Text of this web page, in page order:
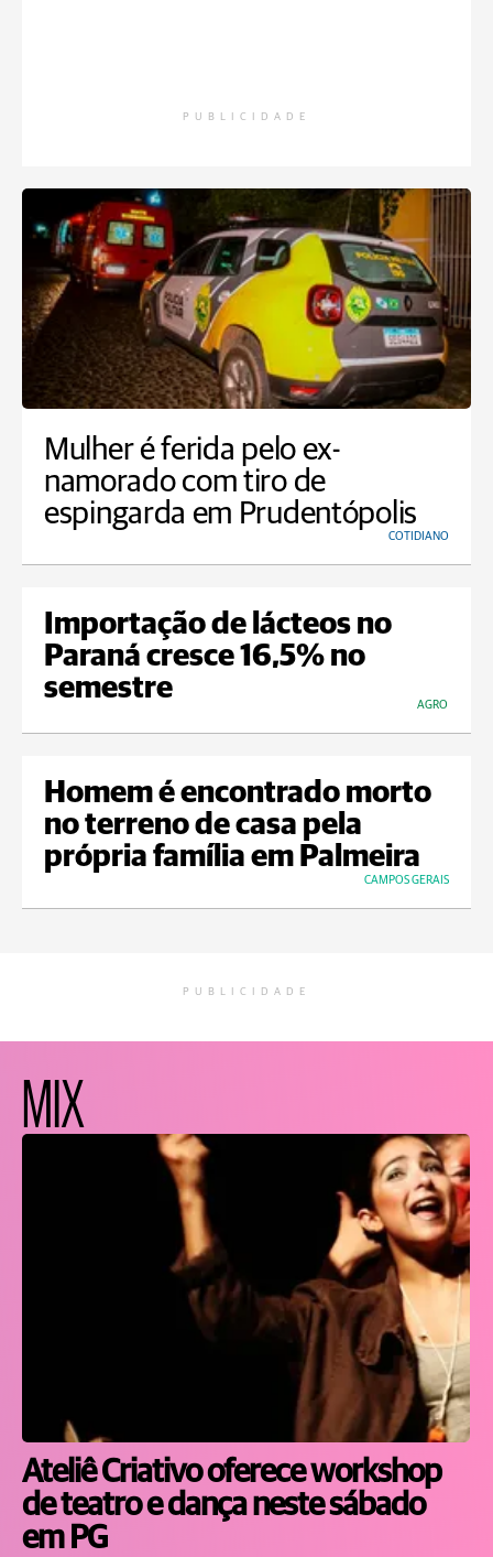
PUBLICIDADE
Mulher é ferida pelo ex-
namorado com tiro de
espingarda em Prudentópolis
COTIDIANO
Importação de lácteos no
Paraná cresce 16,5% no
semestre
AGRO
Homem é encontrado morto
no terreno de casa pela
própria família em Palmeira
CAMPOS GERAIS
PUBLICIDADE
MIX
Ateliê Criativo oferece workshop
de teatro e dança neste sábado
em PG